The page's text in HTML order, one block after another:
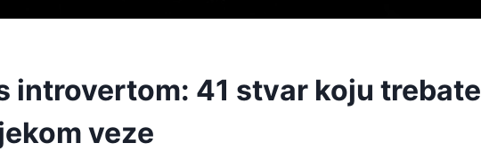
introvertom: 41 stvar koju trebate
veze